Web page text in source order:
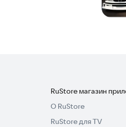
RuStore магазин
О RuStore
RuStore для TV